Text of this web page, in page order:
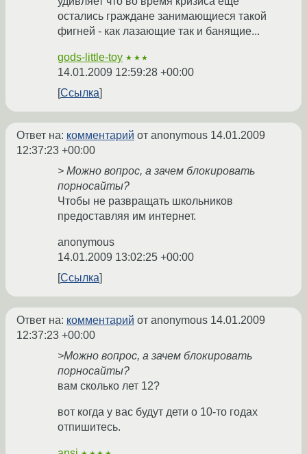
остались граждане занимающиеся такой
фигней - как лазающие так и банящие...
gods-little-toy ★★★
14.01.2009 12:59:28 +00:00
Ссылка
Ответ на: комментарий от anonymous 14.01.2009
12:37:23 +00:00
> Можно вопрос, а зачем блокировать
порносайты?
Чтобы не развращать школьников
предоставляя им интернет.
anonymous
14.01.2009 13:02:25 +00:00
Ссылка
Ответ на: комментарий от anonymous 14.01.2009
12:37:23 +00:00
>Можно вопрос, а зачем блокировать
порносайты?
вам сколько лет 12?
вот когда у вас будут дети о 10-то годах
отпишитесь.